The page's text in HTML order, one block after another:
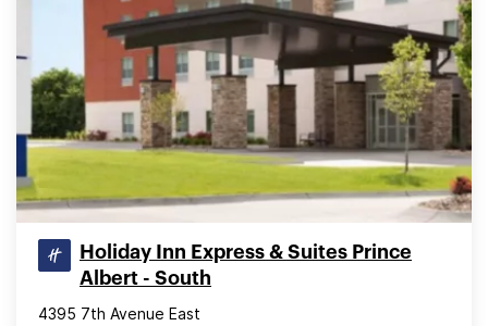
Holiday Inn Express & Suites Prince
Albert - South
4395 7th Avenue East